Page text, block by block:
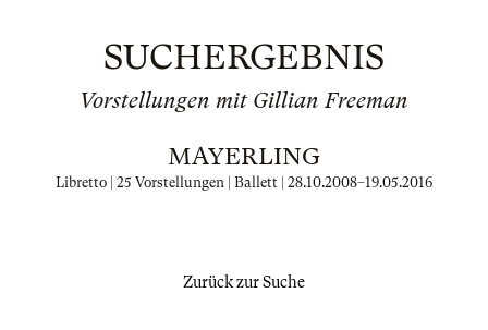
SUCHERGEBNIS
Vorstellungen mit Gillian Freeman
MAYERLING
Libretto | 25 Vorstellungen | Ballett | 28.10.2008–19.05.2016
Zurück zur Suche